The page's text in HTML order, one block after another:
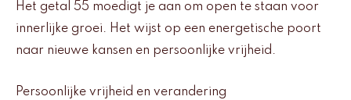
Het getal 55 moedigt je aan om open te staan voor
innerlijke groei. Het wijst op een energetische poort
naar nieuwe kansen en persoonlijke vrijheid.
Persoonlijke vrijheid en verandering